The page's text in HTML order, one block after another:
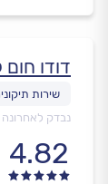
דודו חום
נבדק לאחרונה
4.82